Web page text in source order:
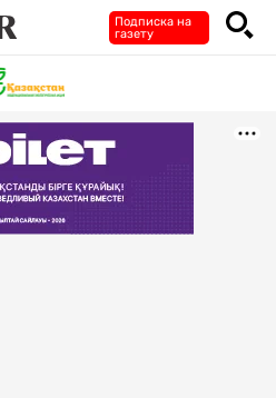
Подписка на
газету